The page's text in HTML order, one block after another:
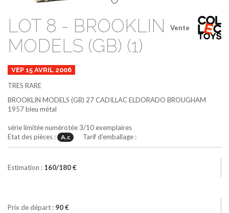
Vente
LOT 8 - BROOKLIN
MODELS (GB) (1)
VEP 15 AVRIL 2006
TRES RARE
BROOKLIN MODELS (GB) 27CADILLAC ELDORADO BROUGHAM
1957bleu métal
série limitée numérotée 3/10 exemplaires
Etat des pièces :
A.c Tarif d'emballage :
Estimation : 160/180 €
Prix de départ : 90 €